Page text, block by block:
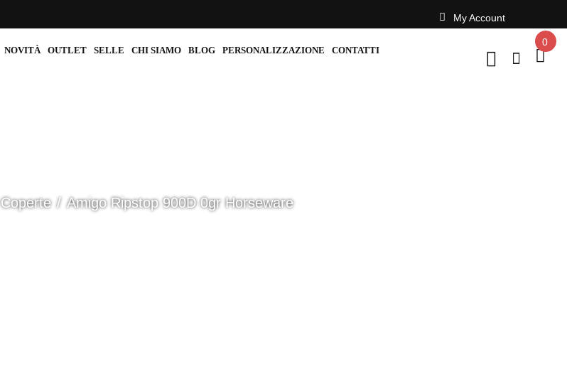
My Account
NOVITÀ OUTLET SELLE CHI SIAMO BLOG PERSONALIZZAZIONE CONTATTI
0
Coperte Amigo Ripstop 900D 0gr Horseware